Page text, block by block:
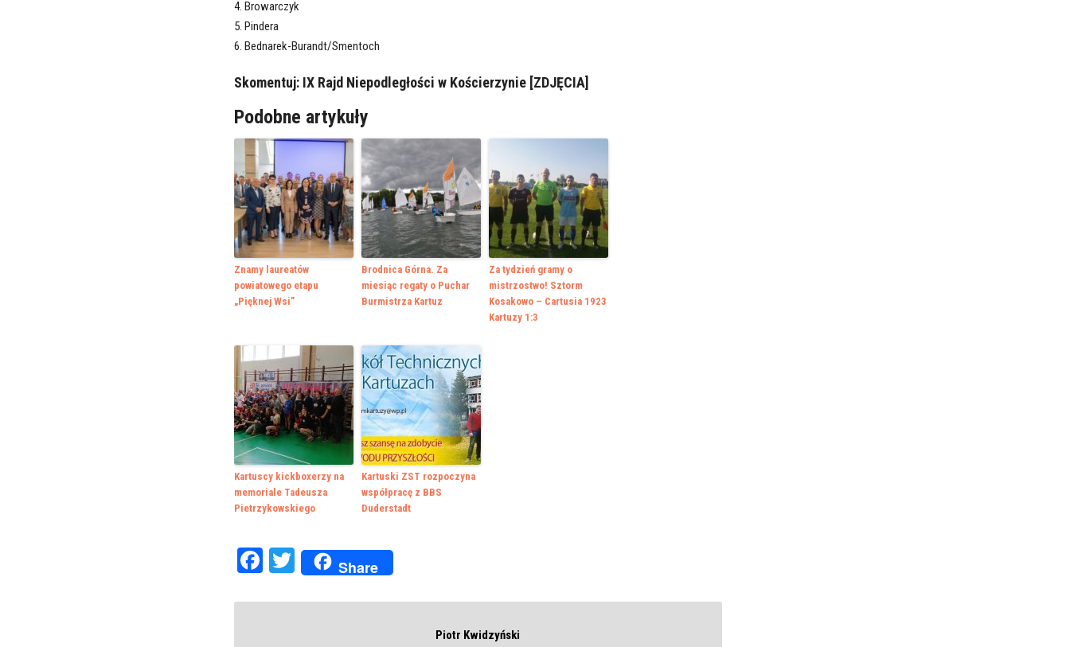
4. Browarczyk
5. Pindera
6. Bednarek-Burandt/Smentoch
Skomentuj: IX Rajd Niepodległości w Kościerzynie [ZDJĘCIA]
Podobne artykuły
Znamy laureatów
powiatowego etapu
„Pięknej Wsi”
Brodnica Górna. Za
miesiąc regaty o Puchar
Burmistrza Kartuz
Za tydzień gramy o
mistrzostwo! Sztorm
Kosakowo – Cartusia 1923
Kartuzy 1:3
Kartuscy kickboxerzy na
memoriale Tadeusza
Pietrzykowskiego
Kartuski ZST rozpoczyna
współpracę z BBS
Duderstadt
Facebook
Twitter
Share
Piotr Kwidzyński